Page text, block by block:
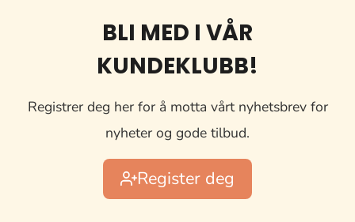
BLI MED I VÅR
KUNDEKLUBB!
Registrer deg her for å motta vårt nyhetsbrev for
nyheter og gode tilbud.
Register deg